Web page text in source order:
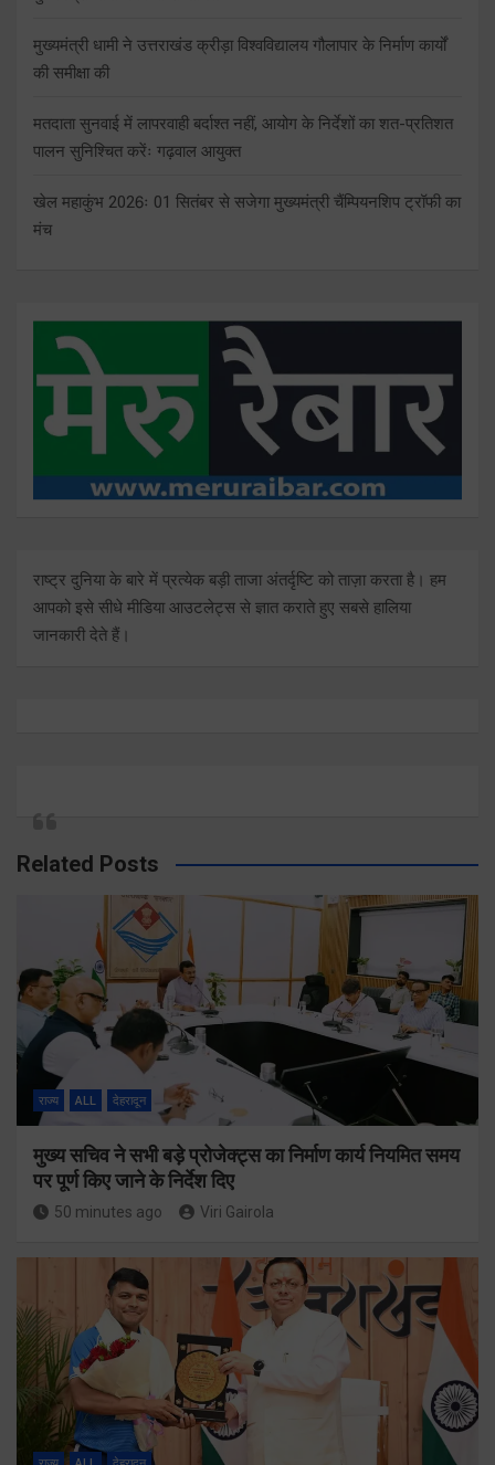
मुख्यमंत्री धामी ने उत्तराखंड क्रीड़ा विश्वविद्यालय गौलापार के निर्माण कार्यों
की समीक्षा की
मतदाता सुनवाई में लापरवाही बर्दाश्त नहीं, आयोग के निर्देशों का शत-प्रतिशत
पालन सुनिश्चित करेंः गढ़वाल आयुक्त
खेल महाकुंभ 2026ः 01 सितंबर से सजेगा मुख्यमंत्री चैंम्पियनशिप ट्रॉफी का
मंच
राष्ट्र दुनिया के बारे में प्रत्येक बड़ी ताजा अंतर्दृष्टि को ताज़ा करता है। हम
आपको इसे सीधे मीडिया आउटलेट्स से ज्ञात कराते हुए सबसे हालिया
जानकारी देते हैं।
Related Posts
राज्य ALL देहरादून
मुख्य सचिव ने सभी बड़े प्रोजेक्ट्स का निर्माण कार्य नियमित समय
पर पूर्ण किए जाने के निर्देश दिए
50 minutes ago Viri Gairola